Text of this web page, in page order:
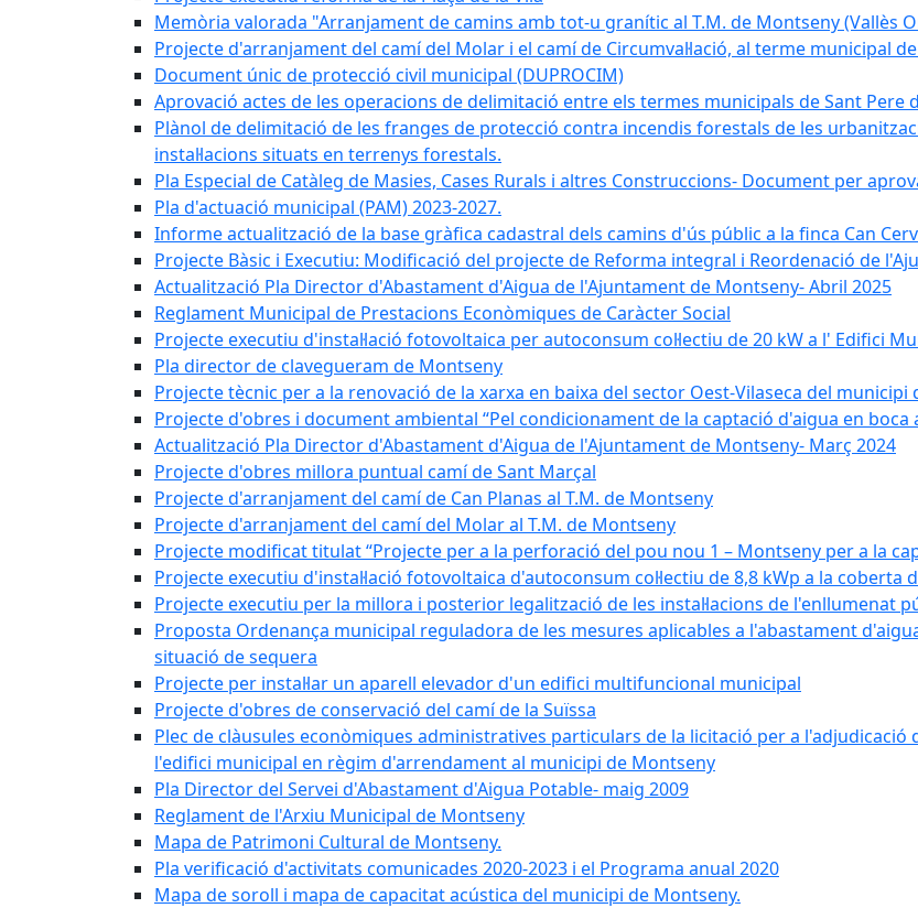
Memòria valorada "Arranjament de camins amb tot-u granític al T.M. de Montseny (Vallès
Projecte d'arranjament del camí del Molar i el camí de Circumval·lació, al terme municipal
Document únic de protecció civil municipal (DUPROCIM)
Aprovació actes de les operacions de delimitació entre els termes municipals de Sant Pere
Plànol de delimitació de les franges de protecció contra incendis forestals de les
instal·lacions situats en terrenys forestals.
Pla Especial de Catàleg de Masies, Cases Rurals i altres Construccions- Document per
Pla d'actuació municipal (PAM) 2023-2027.
Informe actualització de la base gràfica cadastral dels camins d'ús públic a la finca Can
Projecte Bàsic i Executiu: Modificació del projecte de Reforma integral i Reordenació de
Actualització Pla Director d'Abastament d'Aigua de l'Ajuntament de Montseny- Abril 2025
Reglament Municipal de Prestacions Econòmiques de Caràcter Social
Projecte executiu d'instal·lació fotovoltaica per autoconsum col·lectiu de 20 kW a l' Edifici
Pla director de clavegueram de Montseny
Projecte tècnic per a la renovació de la xarxa en baixa del sector Oest-Vilaseca del municipi
Projecte d'obres i document ambiental “Pel condicionament de la captació d'aigua en boca
Actualització Pla Director d'Abastament d'Aigua de l'Ajuntament de Montseny- Març 2024
Projecte d'obres millora puntual camí de Sant Marçal
Projecte d'arranjament del camí de Can Planas al T.M. de Montseny
Projecte d'arranjament del camí del Molar al T.M. de Montseny
Projecte modificat titulat “Projecte per a la perforació del pou nou 1 – Montseny per a la
Projecte executiu d'instal·lació fotovoltaica d'autoconsum col·lectiu de 8,8 kWp a la
Projecte executiu per la millora i posterior legalització de les instal·lacions de l'enllumenat
Proposta Ordenança municipal reguladora de les mesures aplicables a l'abastament
situació de sequera
Projecte per instal·lar un aparell elevador d'un edifici multifuncional municipal
Projecte d'obres de conservació del camí de la Suïssa
Plec de clàusules econòmiques administratives particulars de la licitació per a l'adjudicació
l'edifici municipal en règim d'arrendament al municipi de Montseny
Pla Director del Servei d'Abastament d'Aigua Potable- maig 2009
Reglament de l'Arxiu Municipal de Montseny
Mapa de Patrimoni Cultural de Montseny.
Pla verificació d'activitats comunicades 2020-2023 i el Programa anual 2020
Mapa de soroll i mapa de capacitat acústica del municipi de Montseny.